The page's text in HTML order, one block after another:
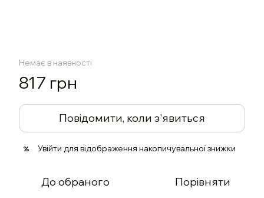
Немає в наявності
817 грн
Повідомити, коли з'явиться
% Увійти для відображення накопичувальної знижки
До обраного Порівняти